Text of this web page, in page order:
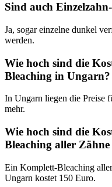
Sind auch
Ja, sogar einzelne dunkel
werden.
Wie hoch sind die
Bleaching in Ungarn?
In Ungarn liegen die Preise
mehr.
Wie hoch sind die
Bleaching aller
Ein Komplett-Bleaching
Ungarn kostet 150 Euro.